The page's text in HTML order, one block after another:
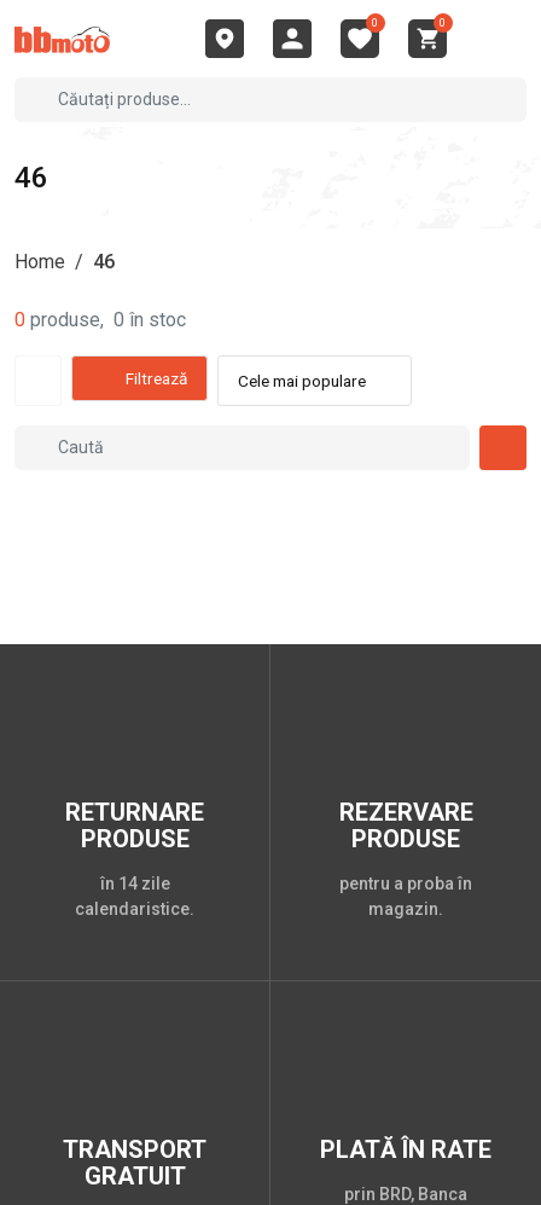
0 0
46
Home / 46
0 produse, 0 în stoc
Filtrează Cele mai populare
RETURNARE
PRODUSE
în 14 zile
calendaristice.
REZERVARE
PRODUSE
pentru a proba în
magazin.
TRANSPORT
GRATUIT
PLATĂ ÎN RATE
prin BRD, Banca